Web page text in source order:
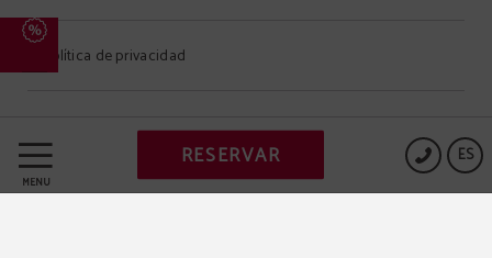
MENÚ
ES
RESERVAR
Política de privacidad
Powered by Keytel
Compra segura